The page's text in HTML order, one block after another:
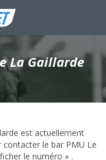
La Gaillarde
est actuellement
le bar PMU Le
le numéro » .